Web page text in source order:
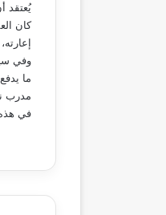
يُعتقد
كان
وفي
ما
مدرب
في هذه